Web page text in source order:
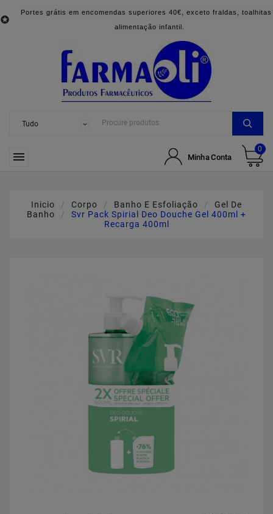

Portes grátis em encomendas superiores 40€, exceto fraldas, toalhitas
alimentação infantil.
 Minha Conta
0
Inicio Corpo Banho E Esfoliação
Gel De
Banho
Svr Pack Spirial Deo Douche Gel 400ml +
Recarga 400ml